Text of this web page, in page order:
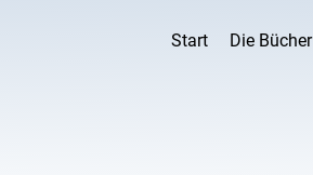
Start Die Bücher